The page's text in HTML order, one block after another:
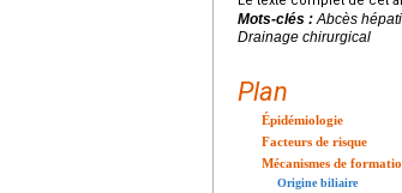
Mots-clés : Abcès
Drainage chirurgical
Plan
Épidémiologie
Facteurs de risque
Mécanismes de
Origine biliaire